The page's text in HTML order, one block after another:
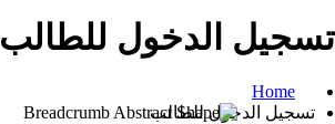
تسجيل الدخول للطالب
Home
تسجيل الدخول للطالب